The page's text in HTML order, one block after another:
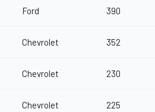
Ford 390
Chevrolet 352
Chevrolet 230
Chevrolet 225